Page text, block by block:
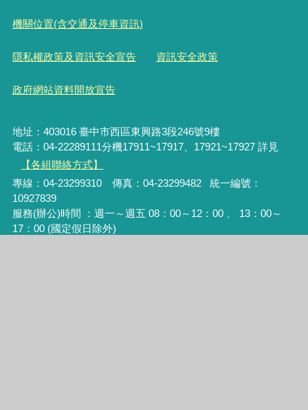
機關位置(含交通及停車資訊)
隱私權政策及資訊安全宣告 資訊安全政策
政府網站資料開放宣告
地址：403016 臺中市西區東興路3段246號9樓
電話：04-22289111分機17911~17917、17921~17927 詳見
【各組聯絡方式】
專線：04-23299310 傳真：04-23299482 統一編號：
10927839
服務(辦公)時間 ：週一～週五 08：00～12：00 、 13：00～
17：00 (國定假日除外)